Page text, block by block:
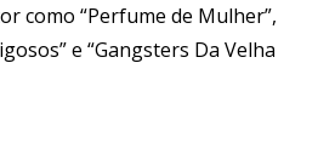
como “Perfume de Mulher”,
e “Gangsters Da Velha